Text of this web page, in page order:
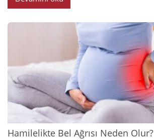
Hamilelikte Bel Ağrısı Neden Olur?